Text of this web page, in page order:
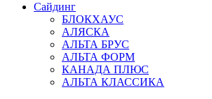
Сайдинг
БЛОКХАУС
АЛЯСКА
АЛЬТА БРУС
АЛЬТА ФОРМ
КАНАДА ПЛЮС
АЛЬТА КЛАССИКА